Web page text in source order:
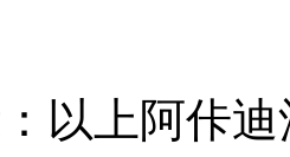
以上阿佧